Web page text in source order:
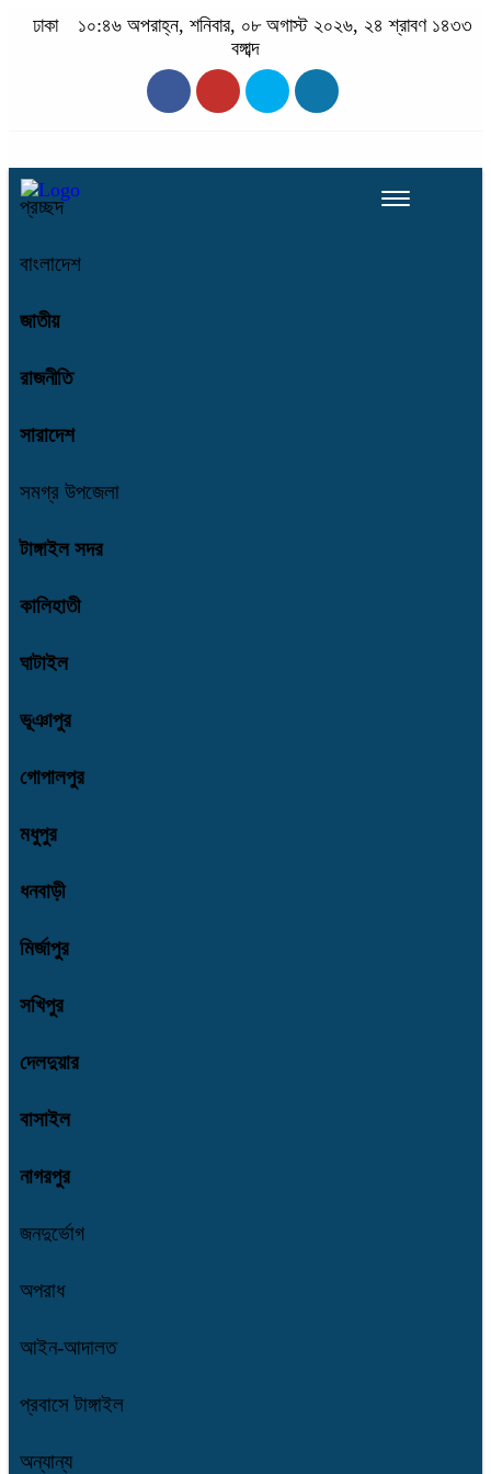
ঢাকা
১০:৪৬ অপরাহ্ন, শনিবার, ০৮ অগাস্ট ২০২৬, ২৪ শ্রাবণ ১৪৩৩
বঙ্গাব্দ
প্রচ্ছদ
বাংলাদেশ
জাতীয়
রাজনীতি
সারাদেশ
সমগ্র উপজেলা
টাঙ্গাইল সদর
কালিহাতী
ঘাটাইল
ভূঞাপুর
গোপালপুর
মধুপুর
ধনবাড়ী
মির্জাপুর
সখিপুর
দেলদুয়ার
বাসাইল
নাগরপুর
জনদুর্ভোগ
অপরাধ
আইন-আদালত
প্রবাসে টাঙ্গাইল
অন্যান্য